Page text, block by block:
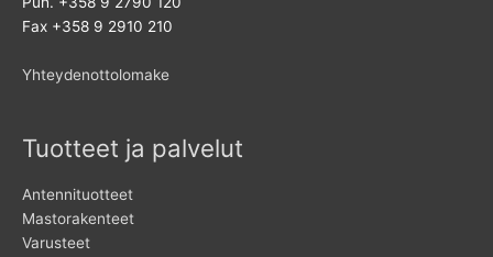
Fax +358 9 2910 210
Yhteydenottolomake
Tuotteet ja palvelut
Antennituotteet
Mastorakenteet
Varusteet